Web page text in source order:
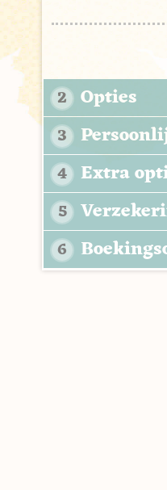
2 Opties
3
4 Extra
5
6